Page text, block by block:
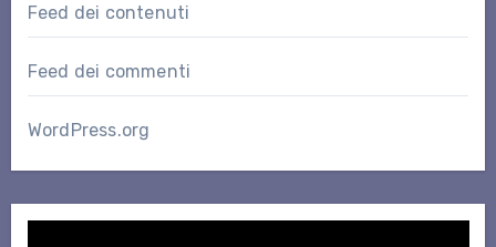
Feed dei contenuti
Feed dei commenti
WordPress.org